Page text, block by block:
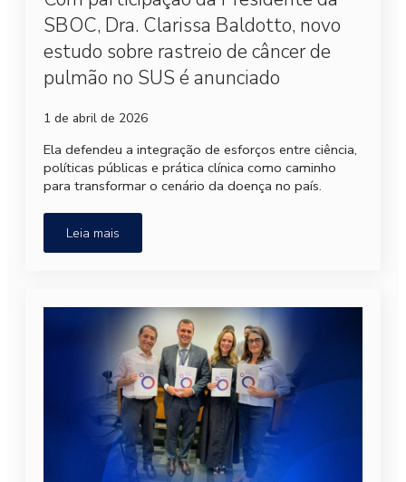
SBOC, Dra. Clarissa Baldotto, novo
estudo sobre rastreio de câncer de
pulmão no SUS é anunciado
1 de abril de 2026
Ela defendeu a integração de esforços entre ciência,
políticas públicas e prática clínica como caminho
para transformar o cenário da doença no país.
Leia mais